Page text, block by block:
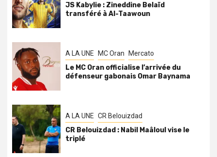
JS Kabylie : Zineddine Belaïd
transféré à Al-Taawoun
A LA UNE MC Oran Mercato
Le MC Oran officialise l’arrivée du
défenseur gabonais Omar Baynama
A LA UNE CR Belouizdad
CR Belouizdad : Nabil Maâloul vise le
triplé